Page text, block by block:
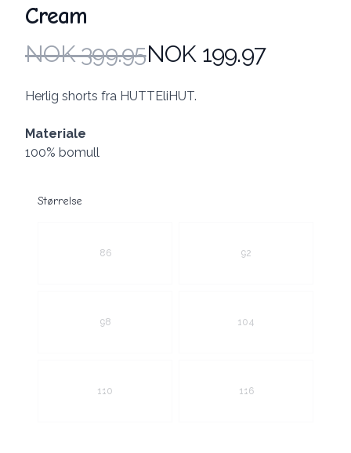
Cream
Produktdetaljer
NOK 399.95NOK 199.97
Description
Herlig shorts fra HUTTEliHUT.
Materiale
100% bomull
Størrelse
86 92
98 104
110 116